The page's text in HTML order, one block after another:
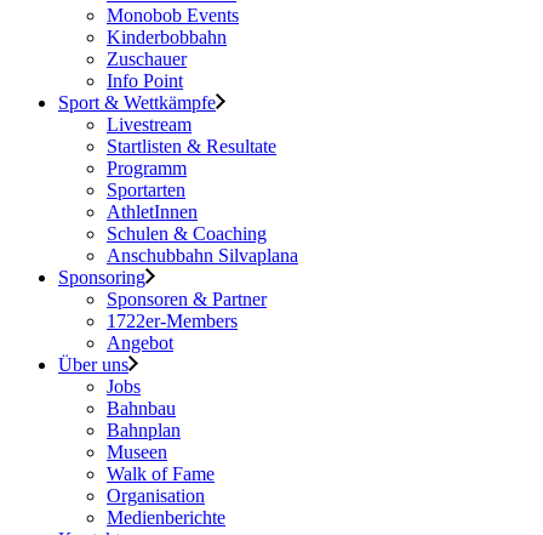
Monobob Events
Kinderbobbahn
Zuschauer
Info Point
Sport & Wettkämpfe
Livestream
Startlisten & Resultate
Programm
Sportarten
AthletInnen
Schulen & Coaching
Anschubbahn Silvaplana
Sponsoring
Sponsoren & Partner
1722er-Members
Angebot
Über uns
Jobs
Bahnbau
Bahnplan
Museen
Walk of Fame
Organisation
Medienberichte